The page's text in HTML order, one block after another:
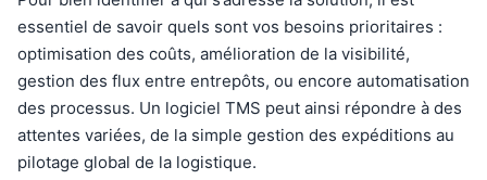
essentiel de savoir quels sont vos besoins prioritaires :
optimisation des coûts, amélioration de la visibilité,
gestion des flux entre entrepôts, ou encore automatisation
des processus. Un logiciel TMS peut ainsi répondre à des
attentes variées, de la simple gestion des expéditions au
pilotage global de la logistique.